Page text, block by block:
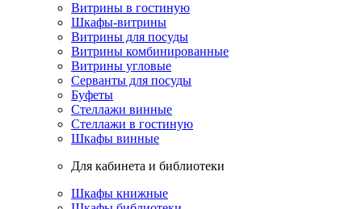
Витрины в гостиную
Шкафы-витрины
Витрины для посуды
Витрины комбинированные
Витрины угловые
Серванты для посуды
Буфеты
Стеллажи винные
Стеллажи в гостиную
Шкафы винные
Для кабинета и библиотеки
Шкафы книжные